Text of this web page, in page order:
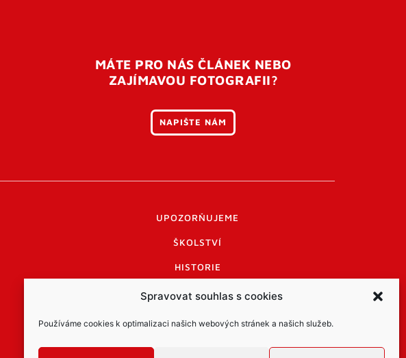
Spravovat souhlas s cookies
Používáme cookies k optimalizaci našich webových stránek a našich služeb.
MÁTE PRO NÁS ČLÁNEK NEBO
ZAJÍMAVOU FOTOGRAFII?
NAPIŠTE NÁM
UPOZORŇUJEME
ŠKOLSTVÍ
HISTORIE
PRAKTICKÉ INFORMACE